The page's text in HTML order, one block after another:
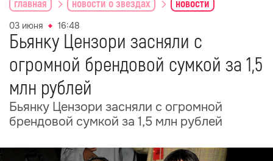
главная новости о звездах новости
03 июня 16:48
Бьянку Цензори засняли с
огромной брендовой сумкой за 1,5
млн рублей
Бьянку Цензори засняли с огромной
брендовой сумкой за 1,5 млн рублей